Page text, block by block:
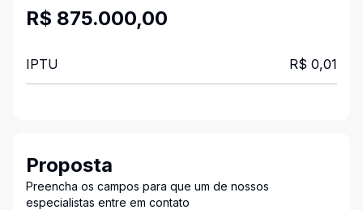
R$ 875.000,00
IPTU R$ 0,01
Proposta
Preencha os campos para que um de nossos
especialistas entre em contato